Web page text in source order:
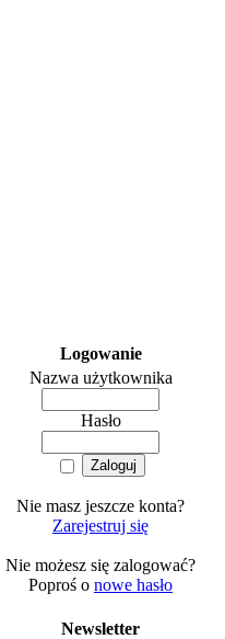
Logowanie
Nazwa użytkownika
Hasło
Nie masz jeszcze konta?
Zarejestruj się
Nie możesz się zalogować?
Poproś o nowe hasło
Newsletter